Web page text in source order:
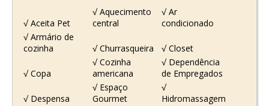
√ Aceita Pet
√ Aquecimento
central
√ Ar
condicionado
√ Armário de
cozinha
√ Churrasqueira √ Closet
√ Copa
√ Cozinha
americana
√ Dependência
de Empregados
√ Despensa
√ Espaço
Gourmet
√
Hidromassagem